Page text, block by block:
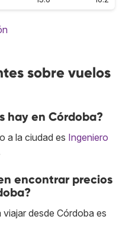
sobre vuelos
hay en Córdoba?
a la ciudad es Ingeniero
encontrar precios
desde Córdoba es